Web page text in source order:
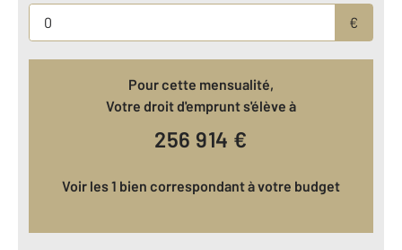
€
Pour cette mensualité,
Votre droit d'emprunt s'élève à
256 914 €
Voir les 1 bien correspondant à votre budget